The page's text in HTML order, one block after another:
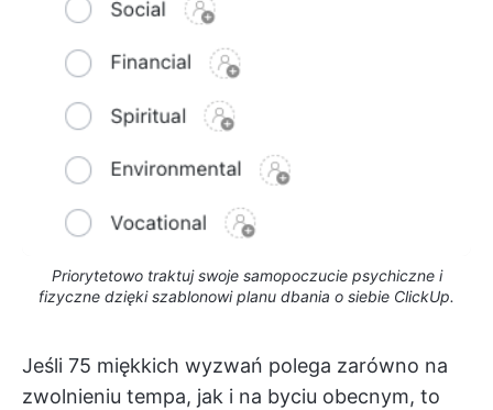
Priorytetowo traktuj swoje samopoczucie psychiczne i
fizyczne dzięki szablonowi planu dbania o siebie ClickUp.
Jeśli 75 miękkich wyzwań polega zarówno na
zwolnieniu tempa, jak i na byciu obecnym, to